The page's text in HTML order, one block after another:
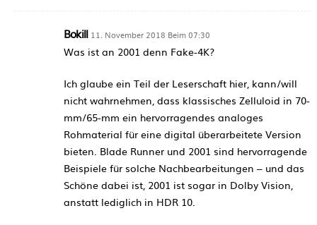
Bokill 11. November 2018 Beim 07:30
Was ist an 2001 denn Fake-4K?
Ich glaube ein Teil der Leserschaft hier, kann/will
nicht wahrnehmen, dass klassisches Zelluloid in 70-
mm/65-mm ein hervorragendes analoges
Rohmaterial für eine digital überarbeitete Version
bieten. Blade Runner und 2001 sind hervorragende
Beispiele für solche Nachbearbeitungen – und das
Schöne dabei ist, 2001 ist sogar in Dolby Vision,
anstatt lediglich in HDR 10.